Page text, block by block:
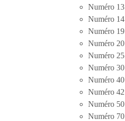
Numéro 13
Numéro 14
Numéro 19
Numéro 20
Numéro 25
Numéro 30
Numéro 40
Numéro 42
Numéro 50
Numéro 70